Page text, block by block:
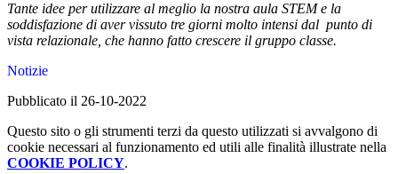
Tante idee per utilizzare al meglio la nostra aula STEM e la
soddisfazione di aver vissuto tre giorni molto intensi dal punto di
vista relazionale, che hanno fatto crescere il gruppo classe.
Notizie
Pubblicato il 26-10-2022
Questo sito o gli strumenti terzi da questo utilizzati si avvalgono di
cookie necessari al funzionamento ed utili alle finalità illustrate nella
COOKIE POLICY.